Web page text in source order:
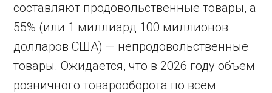
составляют продовольственные товары, а
55% (или 1 миллиард 100 миллионов
долларов США) — непродовольственные
товары. Ожидается, что в 2026 году объем
розничного товарооборота по всем